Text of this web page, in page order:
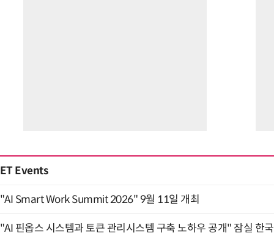
ET Events
"AI Smart Work Summit 2026" 9월 11일 개최
"AI 핀옵스 시스템과 토큰 관리시스템 구축 노하우 공개" 잠실 한